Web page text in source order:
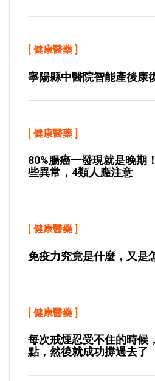
[ 健康醫藥 ]
寧陽縣中醫院智能產後康
[ 健康醫藥 ]
80%腸癌一發現就是晚期
些異常，4類人應注意
[ 健康醫藥 ]
免疫力究竟是什麼，又是
[ 健康醫藥 ]
每次戒煙忍受不住的時候
點，然後就成功撐過去了